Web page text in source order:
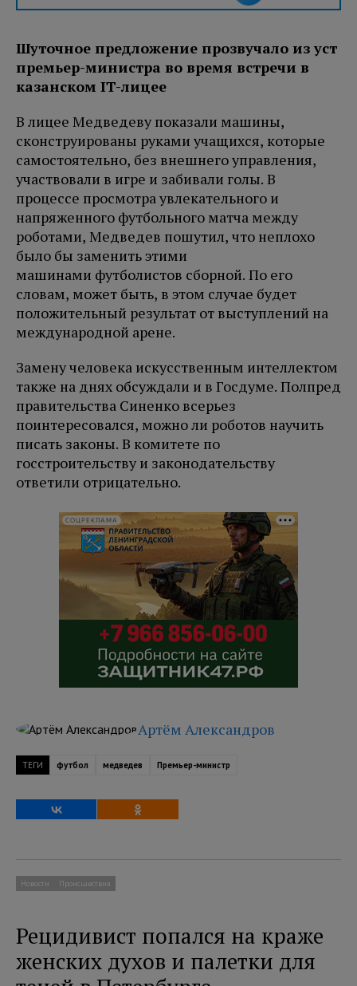
Шуточное предложение прозвучало из уст
премьер-министра во время встречи в
казанском IT-лицее
В лицее Медведеву показали машины,
сконструированы руками учащихся, которые
самостоятельно, без внешнего управления,
участвовали в игре и забивали голы. В
процессе просмотра увлекательного и
напряженного футбольного матча между
роботами, Медведев пошутил, что неплохо
было бы заменить этими
машинами футболистов сборной. По его
словам, может быть, в этом случае будет
положительный результат от выступлений на
международной арене.
Замену человека искусственным интеллектом
также на днях обсуждали и в Госдуме. Полпред
правительства Синенко всерьез
поинтересовался, можно ли роботов научить
писать законы. В комитете по
госстроительству и законодательству
ответили отрицательно.
СОЦРЕКЛАМА
Артём Александров
ТЕГИ футбол медведев Премьер-министр
Новости Происшествия
Рецидивист попался на краже
женских духов и палетки для